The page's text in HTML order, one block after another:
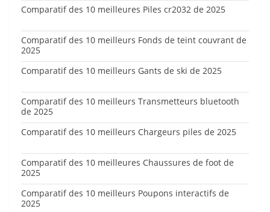
Comparatif des 10 meilleures Piles cr2032 de 2025
Comparatif des 10 meilleurs Fonds de teint couvrant de
2025
Comparatif des 10 meilleurs Gants de ski de 2025
Comparatif des 10 meilleurs Transmetteurs bluetooth
de 2025
Comparatif des 10 meilleurs Chargeurs piles de 2025
Comparatif des 10 meilleures Chaussures de foot de
2025
Comparatif des 10 meilleurs Poupons interactifs de
2025